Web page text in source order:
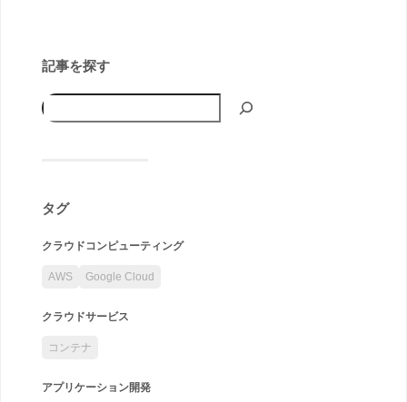
記事を探す
タグ
クラウドコンピューティング
AWS Google Cloud
クラウドサービス
コンテナ
アプリケーション開発